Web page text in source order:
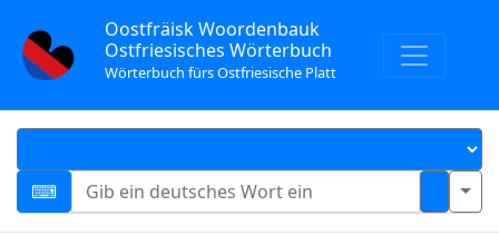
Oostfräisk Woordenbauk
Ostfriesisches Wörterbuch
Wörterbuch fürs Ostfriesische Platt